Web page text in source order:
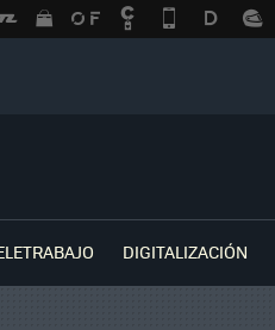
DIGITALIZACIÓN